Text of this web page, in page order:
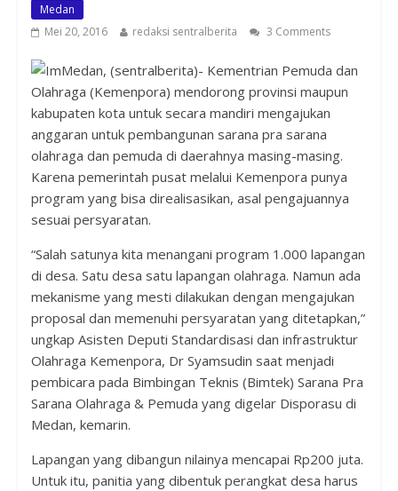
Medan
Mei 20, 2016
redaksi sentralberita 3 Comments
Medan, (sentralberita)- Kementrian Pemuda dan
Olahraga (Kemenpora) mendorong provinsi maupun
kabupaten kota untuk secara mandiri mengajukan
anggaran untuk pembangunan sarana pra sarana
olahraga dan pemuda di daerahnya masing-masing.
Karena pemerintah pusat melalui Kemenpora punya
program yang bisa direalisasikan, asal pengajuannya
sesuai persyaratan.
“Salah satunya kita menangani program 1.000 lapangan
di desa. Satu desa satu lapangan olahraga. Namun ada
mekanisme yang mesti dilakukan dengan mengajukan
proposal dan memenuhi persyaratan yang ditetapkan,”
ungkap Asisten Deputi Standardisasi dan infrastruktur
Olahraga Kemenpora, Dr Syamsudin saat menjadi
pembicara pada Bimbingan Teknis (Bimtek) Sarana Pra
Sarana Olahraga & Pemuda yang digelar Disporasu di
Medan, kemarin.
Lapangan yang dibangun nilainya mencapai Rp200 juta.
Untuk itu, panitia yang dibentuk perangkat desa harus